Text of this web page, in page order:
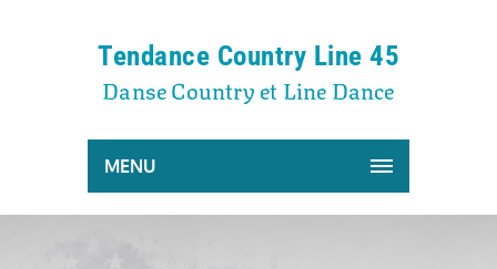
Tendance Country Line 45
Danse Country et Line Dance
MENU